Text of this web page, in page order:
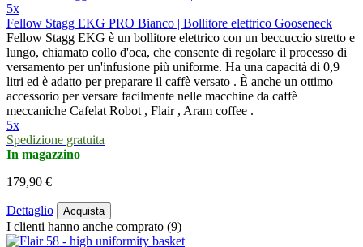
5x
Fellow Stagg EKG PRO Bianco | Bollitore elettrico Gooseneck
Fellow Stagg EKG è un bollitore elettrico con un beccuccio stretto e
lungo, chiamato collo d'oca, che consente di regolare il processo di
versamento per un'infusione più uniforme. Ha una capacità di 0,9
litri ed è adatto per preparare il caffè versato . È anche un ottimo
accessorio per versare facilmente nelle macchine da caffè
meccaniche Cafelat Robot , Flair , Aram coffee .
5x
Spedizione gratuita
In magazzino
179,90 €
Dettaglio Acquista
I clienti hanno anche comprato (9)